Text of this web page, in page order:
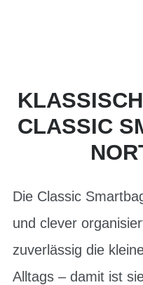
CLASSIC
Die Classic
und clever
zuverlässig die
Alltags – damit ist